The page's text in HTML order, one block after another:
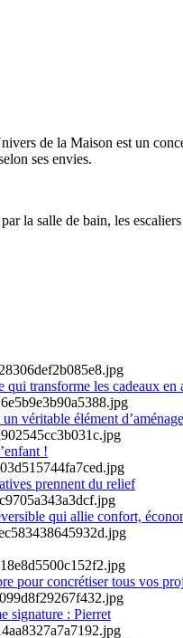
de la Maison est un
ses envies.
la salle de bain, les
qui transforme les cadeaux en
véritable élément
!
prennent du relief
qui allie confort,
pour concrétiser tous vos
signature : Pierret